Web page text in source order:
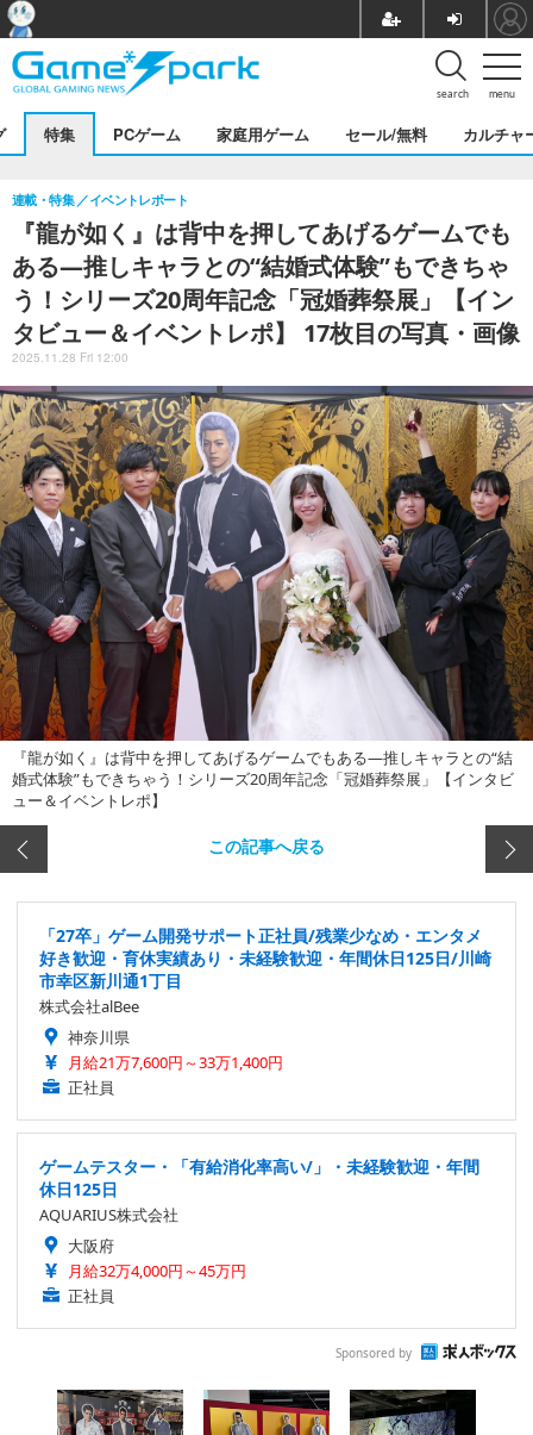
menu
search
特集 PCゲーム 家庭用ゲーム セール/無料 カルチャ
『龍が如く』は背中を押してあげるゲームでも
ある―推しキャラとの“結婚式体験”もできちゃ
う！シリーズ20周年記念「冠婚葬祭展」【イン
タビュー＆イベントレポ】 17枚目の写真・画像
連載・特集 イベントレポート
2025.11.28 Fri 12:00
『龍が如く』は背中を押してあげるゲームでもある―推しキャラとの“結
婚式体験”もできちゃう！シリーズ20周年記念「冠婚葬祭展」【インタビ
ュー＆イベントレポ】
この記事へ戻る
「27卒」ゲーム開発サポート正社員/残業少なめ・エンタメ
好き歓迎・育休実績あり・未経験歓迎・年間休日125日/川崎
市幸区新川通1丁目
株式会社alBee
神奈川県
月給21万7,600円～33万1,400円
正社員
ゲームテスター・「有給消化率高い/」・未経験歓迎・年間
休日125日
AQUARIUS株式会社
大阪府
月給32万4,000円～45万円
正社員
Sponsored by